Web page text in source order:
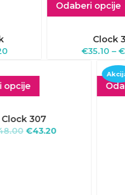
Odaberi opcije
Clock 310
€51.57
Odaberi opcije
€35.10